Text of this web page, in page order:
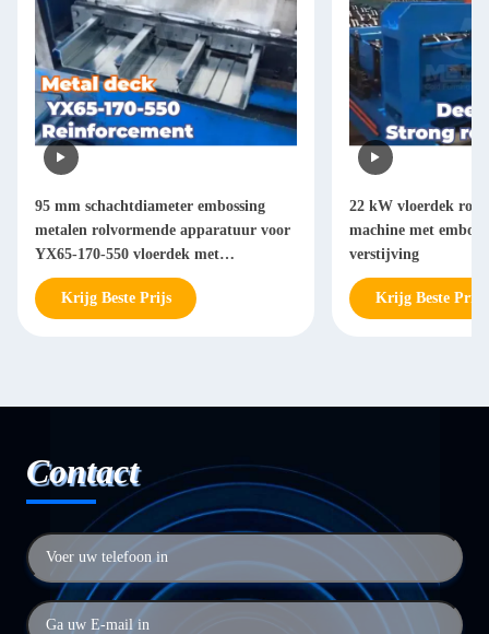
95 mm schachtdiameter embossing
metalen rolvormende apparatuur voor
YX65-170-550 vloerdek met
hydraulisch snij systeem
Krijg Beste Prijs
22 kW vloerdek
machine met
verstijving
Krijg Beste Prijs
Contact